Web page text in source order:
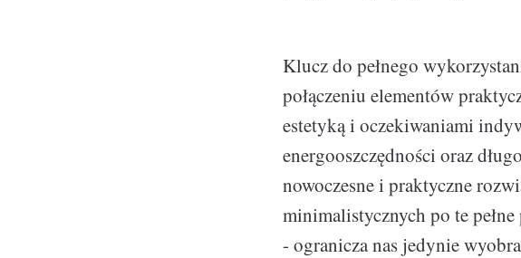
Klucz do pełnego
połączeniu elementów
estetyką i oczekiwaniami
energooszczędności oraz
nowoczesne i praktyczne
minimalistycznych po te
- ogranicza nas jedynie